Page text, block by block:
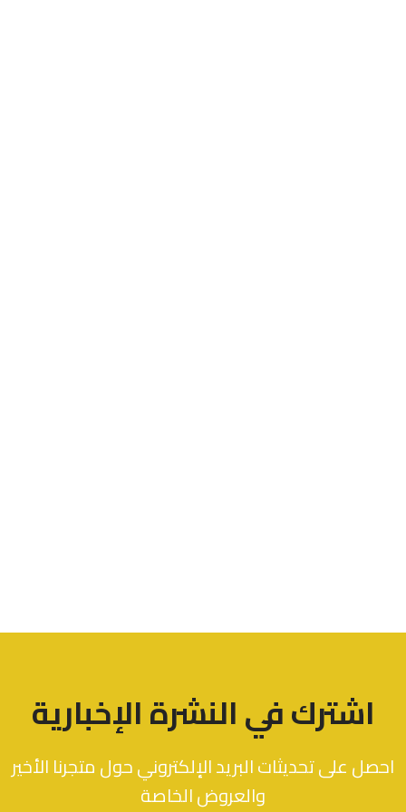
اشترك في النشرة الإخبارية
احصل على تحديثات البريد الإلكتروني حول متجرنا الأخير
والعروض الخاصة